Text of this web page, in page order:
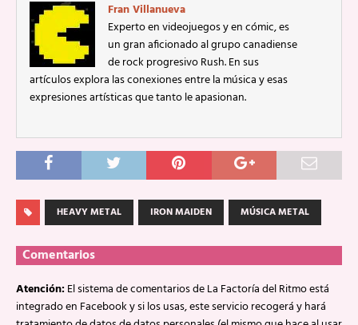
Fran Villanueva
Experto en videojuegos y en cómic, es
un gran aficionado al grupo canadiense
de rock progresivo Rush. En sus
artículos explora las conexiones entre la música y esas
expresiones artísticas que tanto le apasionan.
HEAVY METAL IRON MAIDEN MÚSICA METAL
Comentarios
Atención:El sistema de comentarios de La Factoría del Ritmo está
integrado en Facebook y si los usas, este servicio recogerá y hará